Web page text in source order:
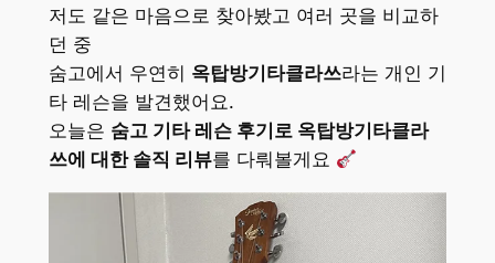
저도 같은 마음으로 찾아봤고 여러 곳을 비교하
던 중
숨고에서 우연히 옥탑방기타클라쓰라는 개인 기
타 레슨을 발견했어요.
오늘은 숨고 기타 레슨 후기로 옥탑방기타클라
쓰에 대한 솔직 리뷰를 다뤄볼게요